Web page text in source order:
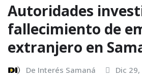
Autoridades
fallecimiento de
extranjero en
De Interés Samaná Dic